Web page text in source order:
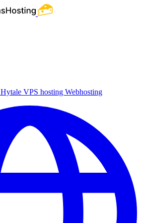
Hytale VPS hosting Webhosting